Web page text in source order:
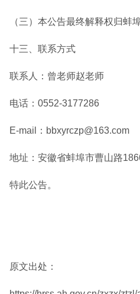
（三）本公告最终解释权归蚌
十三、联系方式
联系人：曾老师赵老师
电话：0552-3177286
E-mail：bbxyrczp@163.com
地址：安徽省蚌埠市曹山路
特此公告。
原文出处：